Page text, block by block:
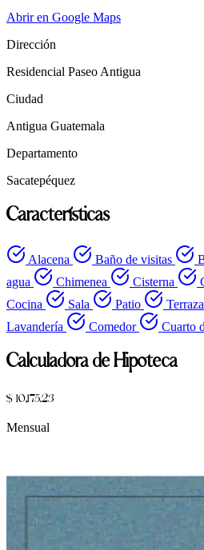
Abrir en Google Maps
Dirección
Residencial Paseo Antigua
Ciudad
Antigua Guatemala
Departamento
Sacatepéquez
Características
Alacena Baño de visitas
agua
Chimenea Cisterna
Cocina
Sala Patio Terraza
Lavandería
Comedor Cuarto
Calculadora de Hipoteca
$ 10,175.23
Mensual